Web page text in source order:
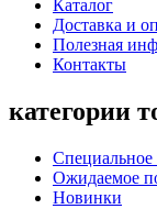
Каталог
Доставка и
Полезная
Контакты
категории
Ожидаемое
Новинки